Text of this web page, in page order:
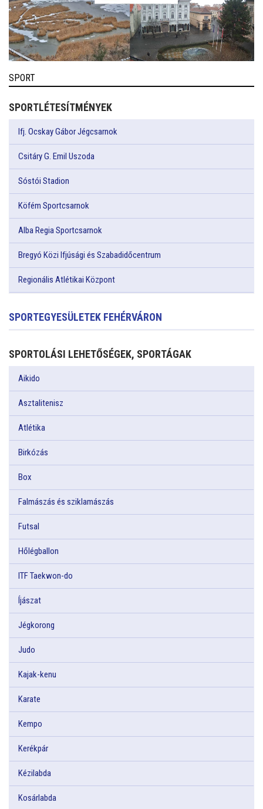
SPORT
SPORTLÉTESÍTMÉNYEK
Ifj. Ocskay Gábor Jégcsarnok
Csitáry G. Emil Uszoda
Sóstói Stadion
Köfém Sportcsarnok
Alba Regia Sportcsarnok
Bregyó Közi Ifjúsági és Szabadidőcentrum
Regionális Atlétikai Központ
SPORTEGYESÜLETEK FEHÉRVÁRON
SPORTOLÁSI LEHETŐSÉGEK, SPORTÁGAK
Aikido
Asztalitenisz
Atlétika
Birkózás
Box
Falmászás és sziklamászás
Futsal
Hőlégballon
ITF Taekwon-do
Íjászat
Jégkorong
Judo
Kajak-kenu
Karate
Kempo
Kerékpár
Kézilabda
Kosárlabda